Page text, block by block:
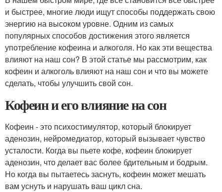
и быстрее, многие люди ищут способы поддержать свою
энергию на высоком уровне. Одним из самых
популярных способов достижения этого является
употребление кофеина и алкоголя. Но как эти вещества
влияют на наш сон? В этой статье мы рассмотрим, как
кофеин и алкоголь влияют на наш сон и что вы можете
сделать, чтобы улучшить свой сон.
Кофеин и его влияние на сон
Кофеин - это психостимулятор, который блокирует
аденозин, нейромедиатор, который вызывает чувство
усталости. Когда вы пьете кофе, кофеин блокирует
аденозин, что делает вас более бдительным и бодрым.
Но когда вы пытаетесь заснуть, кофеин может мешать
вам уснуть и нарушать ваш цикл сна.